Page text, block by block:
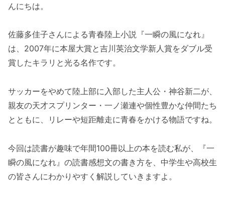
んにちは。
佐藤多佳子さんによる青春陸上小説『一瞬の風になれ』
は、2007年に本屋大賞と吉川英治文学新人賞をダブル受
賞したキラリと光る名作です。
サッカーをやめて陸上部に入部した主人公・神谷新二が、
親友の天才スプリンター・一ノ瀬連や個性豊かな仲間たち
とともに、リレーや短距離走に青春をかける物語ですね。
今回は読書が趣味で年間100冊以上の本を読む私が、『一
瞬の風になれ』の読書感想文の書き方を、中学生や高校生
の皆さんにわかりやすく解説していきますよ。